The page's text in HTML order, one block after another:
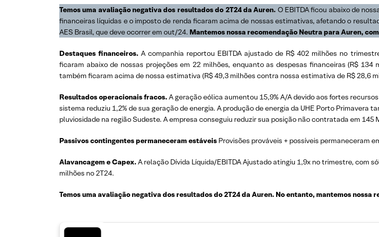
Temos uma avaliação negativa dos resultados do 2T24 da Auren. O EBITDA ficou abaixo de
financeiras líquidas e o imposto de renda ficaram acima de nossas estimativas, afetando o
AES Brasil, que deve ocorrer em out/24. Mantemos nossa recomendação Neutra para Auren,
Destaques financeiros.A companhia reportou EBITDA ajustado de R$ 402 milhões no
ficaram abaixo de nossas projeções em 22 milhões, enquanto as despesas financeiras (R$
também ficaram acima de nossa estimativa (R$ 49,3 milhões contra nossa estimativa de R$ 28,6
Resultados operacionais fracos.A geração eólica aumentou 15,9% A/A devido aos fortes
sistema reduziu 1,2% de sua geração de energia. A produção de energia da UHE Porto Primavera
pluviosidade na região Sudeste. A empresa conseguiu reduzir sua posição não contratada em 145
Passivos contingentes permaneceram estáveis Provisões prováveis + possíveis permaneceram
Alavancagem e Capex.A relação Dívida Líquida/EBITDA Ajustado atingiu 1,9x no trimestre, com
milhões no 2T24.
Temos uma avaliação negativa dos resultados do 2T24 da Auren. No entanto, mantemos